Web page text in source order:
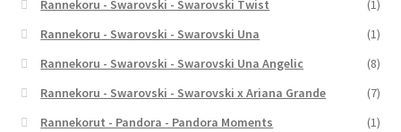
Rannekoru - Swarovski - Swarovski Twist
(1)
Rannekoru - Swarovski - Swarovski Una
(1)
Rannekoru - Swarovski - Swarovski Una Angelic
(8)
Rannekoru - Swarovski - Swarovski x Ariana Grande
(7)
Rannekorut - Pandora - Pandora Moments
(1)